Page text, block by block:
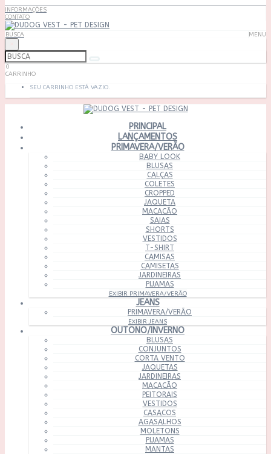
INFORMAÇÕES
CONTATO
MENU
BUSCA
0
CARRINHO
SEU CARRINHO ESTÁ VAZIO.
PRINCIPAL
LANÇAMENTOS
PRIMAVERA/VERÃO
BABY LOOK
BLUSAS
CALÇAS
COLETES
CROPPED
JAQUETA
MACACÃO
SAIAS
SHORTS
VESTIDOS
T-SHIRT
CAMISAS
CAMISETAS
JARDINEIRAS
PIJAMAS
EXIBIR PRIMAVERA/VERÃO
JEANS
PRIMAVERA/VERÃO
EXIBIR JEANS
OUTONO/INVERNO
BLUSAS
CONJUNTOS
CORTA VENTO
JAQUETAS
JARDINEIRAS
MACACÃO
PEITORAIS
VESTIDOS
CASACOS
AGASALHOS
MOLETONS
PIJAMAS
MANTAS